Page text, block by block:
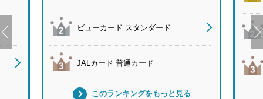
ビューカード スタンダード
JALカード 普通カード
このランキングをもっと見る